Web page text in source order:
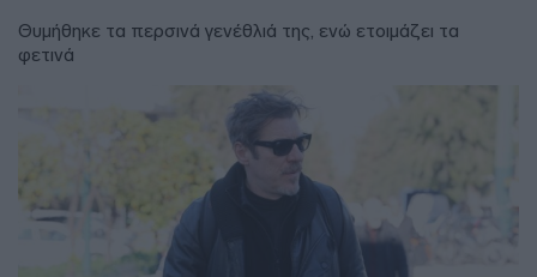
Θυμήθηκε τα περσινά γενέθλιά της, ενώ ετοιμάζει τα
φετινά